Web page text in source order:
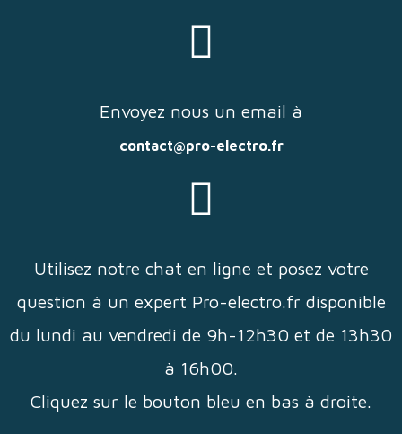
Envoyez nous un email à
contact@pro-electro.fr
Utilisez notre chat en ligne et posez votre
question à un expert Pro-electro.fr disponible
du lundi au vendredi de 9h-12h30 et de 13h30
à 16h00.
Cliquez sur le bouton bleu en bas à droite.